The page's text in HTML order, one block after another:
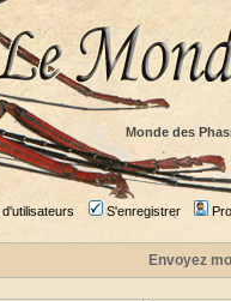
Monde des
S'enregistrer
Envoyez